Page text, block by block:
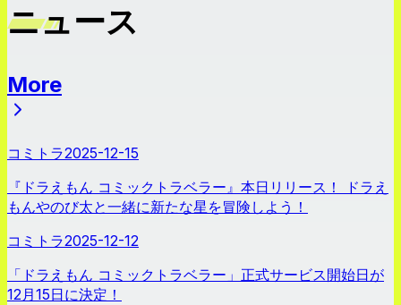
ニュース
More
コミトラ2025-12-15
『ドラえもん コミックトラベラー』本日リリース！ ドラえ
もんやのび太と一緒に新たな星を冒険しよう！
コミトラ2025-12-12
「ドラえもん コミックトラベラー」正式サービス開始日が
12月15日に決定！